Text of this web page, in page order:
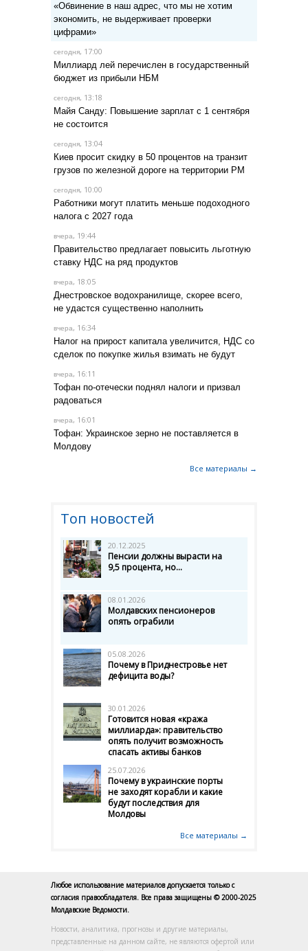
«Обвинение в наш адрес, что мы не хотим
экономить, не выдерживает проверки
цифрами»
сегодня, 17:00
Миллиард лей перечислен в государственный
бюджет из прибыли НБМ
сегодня, 13:18
Майя Санду: Повышение зарплат с 1 сентября
не состоится
сегодня, 13:04
Киев просит скидку в 50 процентов на транзит
грузов по железной дороге на территории РМ
сегодня, 10:00
Работники могут платить меньше подоходного
налога с 2027 года
вчера, 19:44
Правительство предлагает повысить льготную
ставку НДС на ряд продуктов
вчера, 18:05
Днестровское водохранилище, скорее всего,
не удастся существенно наполнить
вчера, 16:34
Налог на прирост капитала увеличится, НДС со
сделок по покупке жилья взимать не будут
вчера, 16:11
Тофан по-отечески поднял налоги и призвал
радоваться
вчера, 16:01
Тофан: Украинское зерно не поставляется в
Молдову
Все материалы →
Топ новостей
20.12.2025
Пенсии должны вырасти на
9,5 процента, но...
08.01.2026
Молдавских пенсионеров
опять ограбили
05.08.2026
Почему в Приднестровье нет
дефицита воды?
30.01.2026
Готовится новая «кража
миллиарда»: правительство
опять получит возможность
спасать активы банков
25.07.2026
Почему в украинские порты
не заходят корабли и какие
будут последствия для
Молдовы
Все материалы →
Любое использование материалов допускается только с
согласия правообладателя. Все права защищены © 2000-2025
Молдавские Ведомости.
Новости, аналитика, прогнозы и другие материалы,
представленные на данном сайте, не являются офертой или